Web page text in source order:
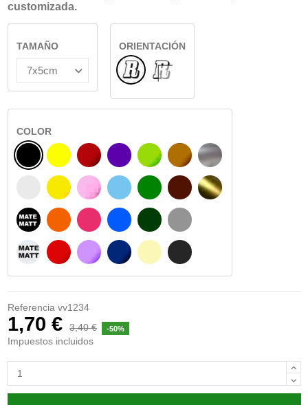
customizada.
TAMAÑO
ORIENTACIÓN
NormalINTERIOR CRISTAL
COLOR
NEGRO
BLANCO
NEGRO MATE
BLANCO MATE
AMARILLO
AMARILLO SENAL
NARANJA
ROJO
BURDEOS
ROSA
FUCSIA
LILA
MORADO
AZUL CIELO
AZUL
AZUL MARINO
VERDE CLARO
VERDE
VERDE OSCURO
BEIGE
AVELLANA
CHOCOLATE
GRIS
GRIS OSCURO
PLATA
ORO
Referencia vv1234
1,70 € 3,40 € -50%
Impuestos incluidos